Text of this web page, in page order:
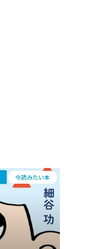
今読みたい本